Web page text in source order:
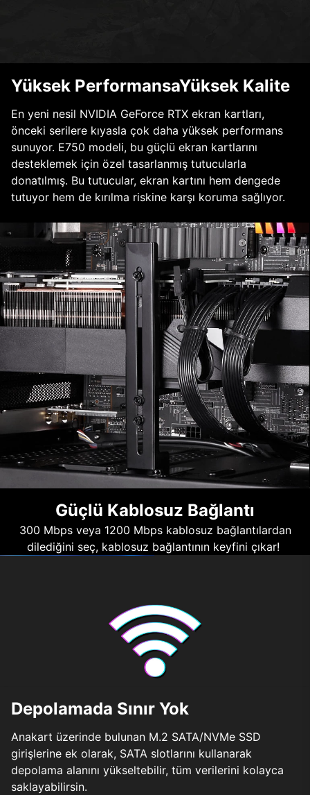
Yüksek PerformansaYüksek Kalite
En yeni nesil NVIDIA GeForce RTX ekran kartları,
önceki serilere kıyasla çok daha yüksek performans
sunuyor. E750 modeli, bu güçlü ekran kartlarını
desteklemek için özel tasarlanmış tutucularla
donatılmış. Bu tutucular, ekran kartını hem dengede
tutuyor hem de kırılma riskine karşı koruma sağlıyor.
Güçlü Kablosuz Bağlantı
300 Mbps veya 1200 Mbps kablosuz bağlantılardan
dilediğini seç, kablosuz bağlantının keyfini çıkar!
Depolamada Sınır Yok
Anakart üzerinde bulunan M.2 SATA/NVMe SSD
girişlerine ek olarak, SATA slotlarını kullanarak
depolama alanını yükseltebilir, tüm verilerini kolayca
saklayabilirsin.